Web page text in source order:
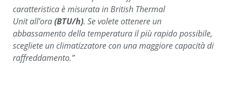
caratteristica è misurata in British Thermal
Unit all’ora(BTU/h). Se volete ottenere un
abbassamento della temperatura il più rapido possibile,
scegliete un climatizzatore con una maggiore capacità di
raffreddamento.”